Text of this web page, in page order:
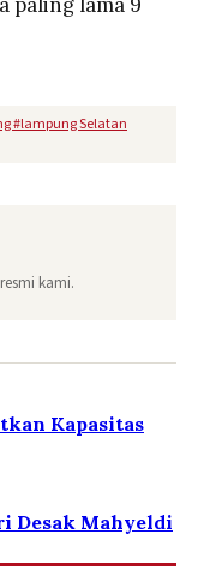
#lampung Selatan
kami.
Kapasitas
Desak Mahyeldi